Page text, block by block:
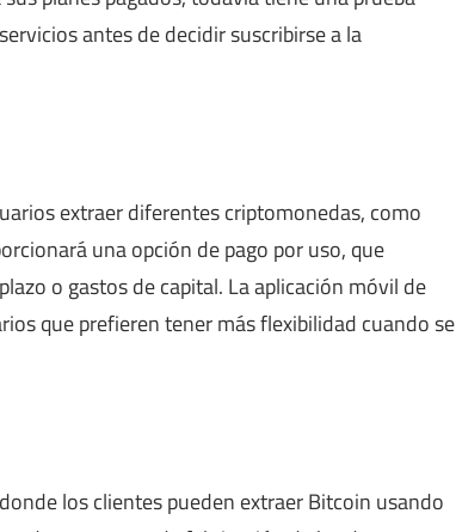
antes de decidir suscribirse a la
extraer diferentes criptomonedas, como
una opción de pago por uso, que
o gastos de capital. La aplicación móvil de
que prefieren tener más flexibilidad cuando se
los clientes pueden extraer Bitcoin usando